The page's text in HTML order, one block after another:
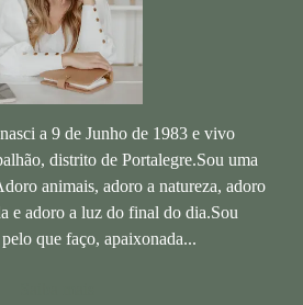
a 9 de Junho de 1983 e vivo
distrito de Portalegre.Sou uma
animais, adoro a natureza, adoro
e adoro a luz do final do dia.Sou
que faço, apaixonada...